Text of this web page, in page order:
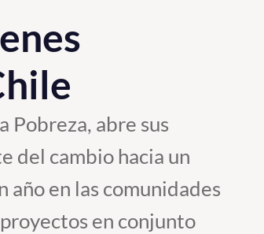
Pobreza, abre sus
del cambio hacia un
año en las comunidades
en conjunto